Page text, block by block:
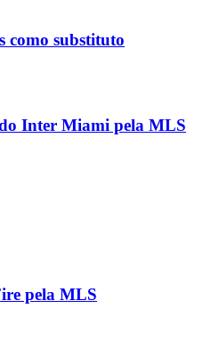
como substituto
do Inter Miami pela MLS
pela MLS